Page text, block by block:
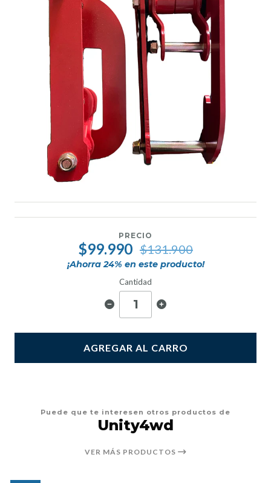
PRECIO
$99.990 $131.900
¡Ahorra24% en este producto!
Cantidad
AGREGAR AL CARRO
Puede que te interesen otros productos de
Unity4wd
VER MÁS PRODUCTOS